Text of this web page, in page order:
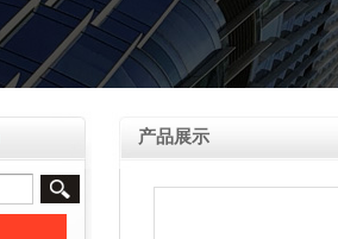
产品展示